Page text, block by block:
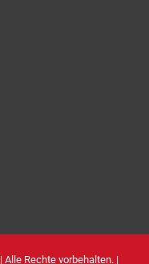
| Alle Rechte vorbehalten. |